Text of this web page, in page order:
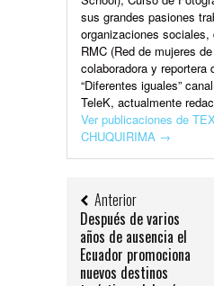
sus grandes pasiones
organizaciones
RMC (Red de mujeres
colaboradora y reportera
“Diferentes iguales”
TeleK, actualmente
Ver publicaciones de
CHUQUIRIMA →
Anterior
Después de varios
años de ausencia el
Ecuador promociona
nuevos destinos